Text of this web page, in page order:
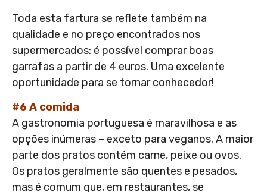
Toda esta fartura se reflete também na
qualidade e no preço encontrados nos
supermercados: é possível comprar boas
garrafas a partir de 4 euros. Uma excelente
oportunidade para se tornar conhecedor!
#6 A comida
A gastronomia portuguesa é maravilhosa e as
opções inúmeras – exceto para veganos. A maior
parte dos pratos contém carne, peixe ou ovos.
Os pratos geralmente são quentes e pesados,
mas é comum que, em restaurantes, se